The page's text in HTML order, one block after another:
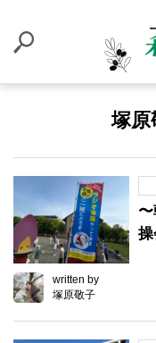
塚原
written by
塚原敬子